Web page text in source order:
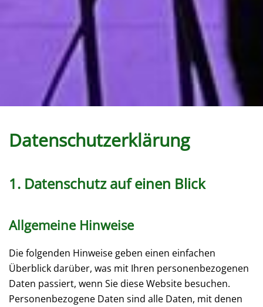
Datenschutz­erklärung
1. Datenschutz auf einen Blick
Allgemeine Hinweise
Die folgenden Hinweise geben einen einfachen
Überblick darüber, was mit Ihren personenbezogenen
Daten passiert, wenn Sie diese Website besuchen.
Personenbezogene Daten sind alle Daten, mit denen